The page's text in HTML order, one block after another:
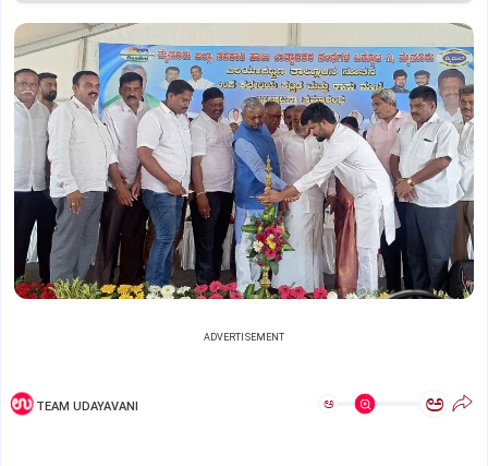
ADVERTISEMENT
TEAM UDAYAVANI ಅ ಅ